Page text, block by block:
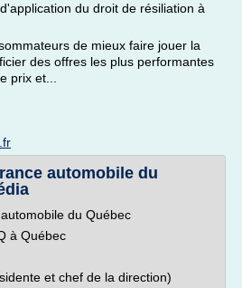
du droit de résiliation à
de mieux faire jouer la
des offres les plus performantes
prix et...
automobile du
du Québec
à Québec
et chef de la direction)